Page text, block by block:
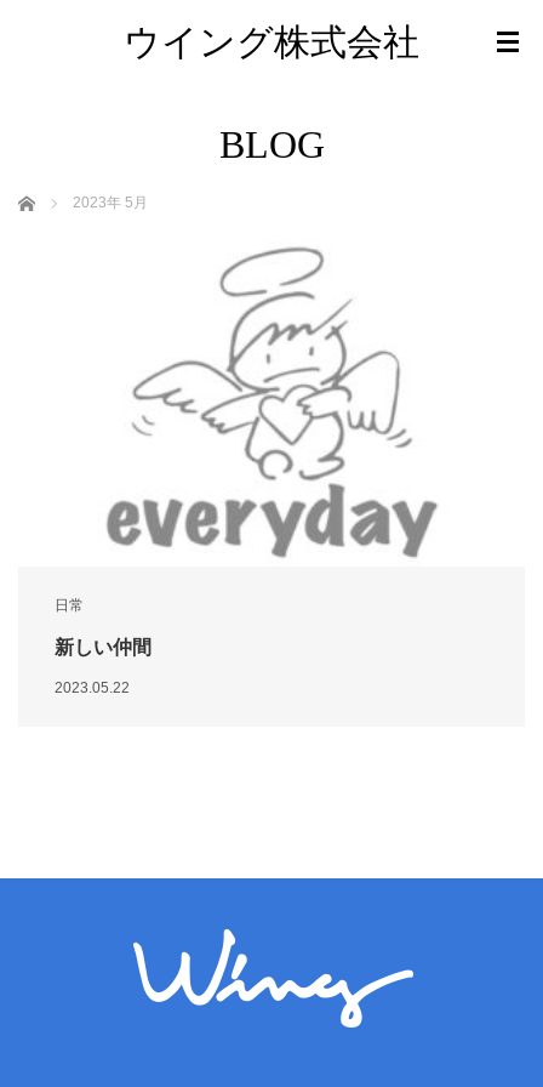
ウイング株式会社
BLOG
ホーム 2023年 5月
日常
新しい仲間
2023.05.22